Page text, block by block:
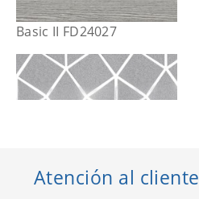
Basic II FD24027
Atención al cliente